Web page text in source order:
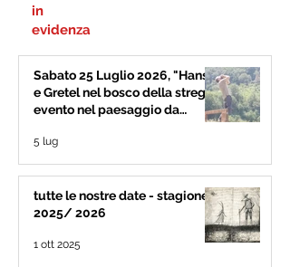
in
evidenza
Sabato 25 Luglio 2026, "Hansel
e Gretel nel bosco della strega",
evento nel paesaggio da
Apuane, Puntato (Stazzema,
LU)
5 lug
tutte le nostre date - stagione
2025/ 2026
1 ott 2025